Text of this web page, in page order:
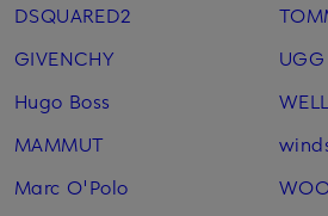
DSQUARED2
GIVENCHY
Hugo Boss
MAMMUT
Marc O'Polo